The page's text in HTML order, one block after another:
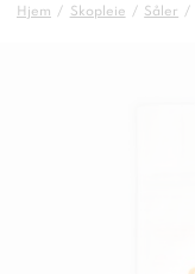
Hjem Skopleie Såler